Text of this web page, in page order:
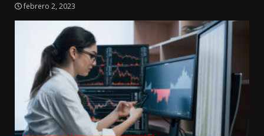
febrero 2, 2023